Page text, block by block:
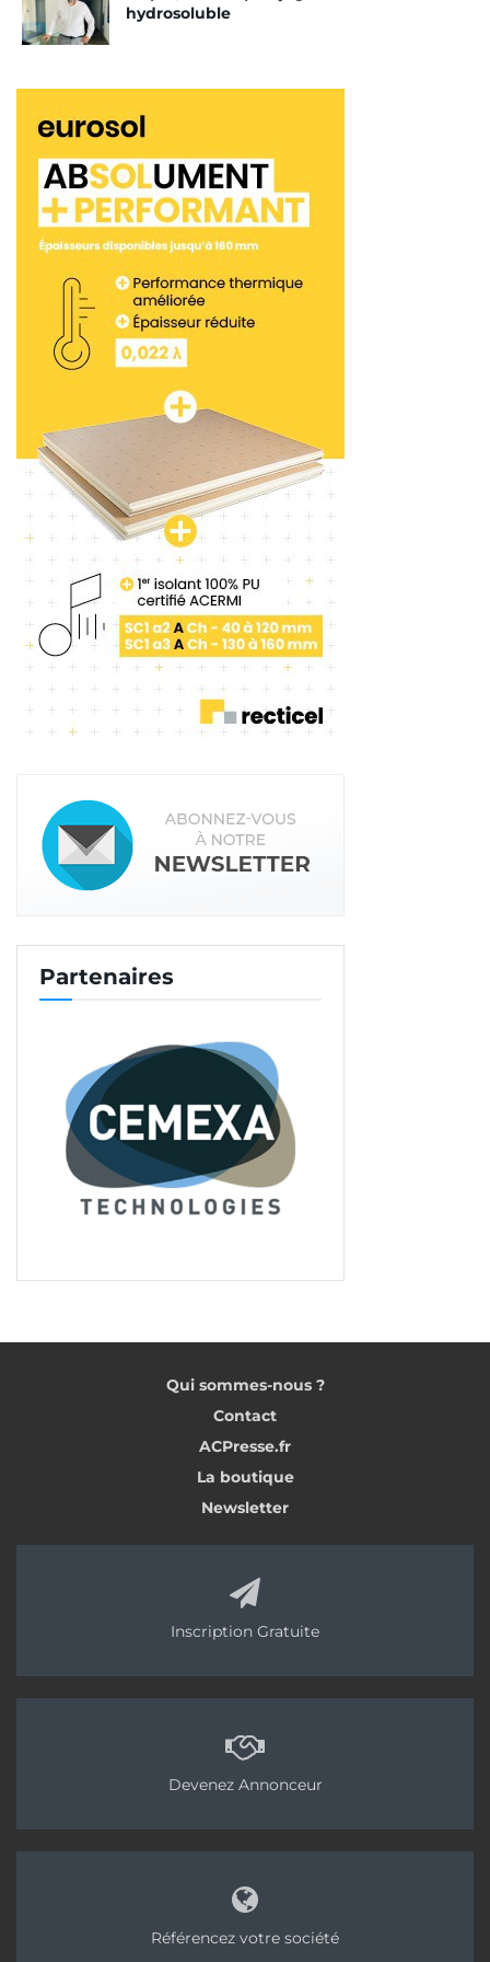
Evacuons d’entrée l’évidence : la chape anhydrite
la chape fluide ciment. Mais existe-t-il d’autres
pistes ? Qu’elles soient plus écologiques, voire plus
exotiques ? Eh bien oui, il y en a ! Ces solutions
sont-elles réplicables à l’infini ? Faciles à mettre en
œuvre ? Dans quelles conditions peuvent-elles
être utilisées ? Peuvent-elles être recouvertes
avec n’importe quel matériau ? Voilà une série de
questions que nous allons nous poser pour mieux
explorer les pistes potentielles.
Nous avons fait le choix de regrouper ces possibles
solutions en plusieurs groupes. D’abord, les
possibilités qu’offrent des ciments composés à
partir de sources alternatives. Ensuite, les chapes
sèches. Autre éventualité : les solutions intégrant
un liant à base de chaux. Puis, la chape alternative
de plâtre. Nous détaillerons aussi les matériaux
naturels utilisés au sol.
Et suivez-nous sur tous nos réseaux sociaux !
Chape
hydrosoluble
Partenaires
Qui sommes-nous ?
Contact
ACPresse.fr
La boutique
Newsletter
Inscription Gratuite
Devenez Annonceur
Référencez votre société